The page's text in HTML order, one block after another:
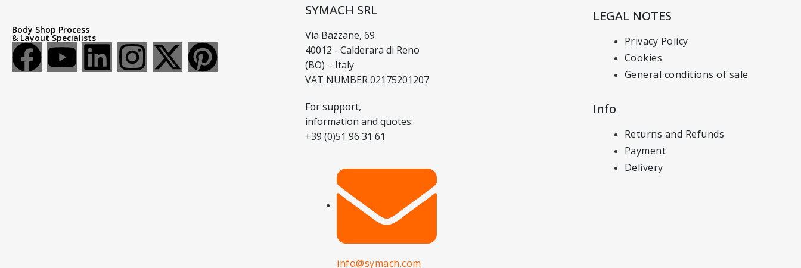
Body Shop Process
& Layout Specialists
SYMACH SRL
Via Bazzane, 69
40012 - Calderara di Reno
(BO) – Italy
VAT NUMBER 02175201207
For support,
information and quotes:
+39 (0)51 96 31 61
info@symach.com
LEGAL NOTES
Privacy Policy
Cookies
General conditions of sale
Info
Returns and Refunds
Payment
Delivery